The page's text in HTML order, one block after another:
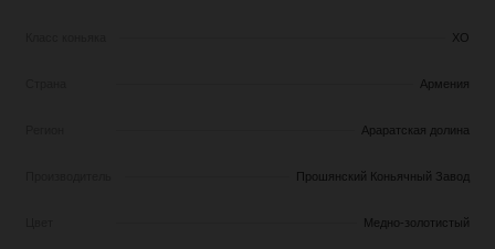
XO
Армения
Араратская долина
Прошянский Коньячный Завод
Медно-золотистый